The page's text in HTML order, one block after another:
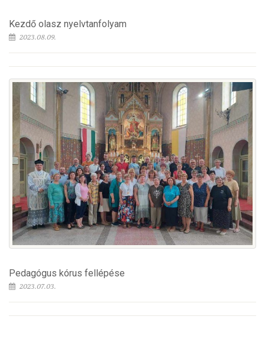
Kezdő olasz nyelvtanfolyam
2023.08.09.
Pedagógus kórus fellépése
2023.07.03.